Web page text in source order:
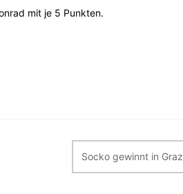
mit je 5 Punkten.
Socko gewinnt in Graz